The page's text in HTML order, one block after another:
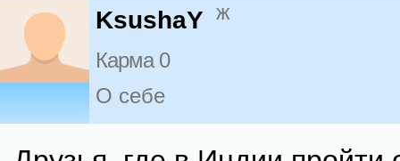
KsushaY ж
Карма 0
О себе